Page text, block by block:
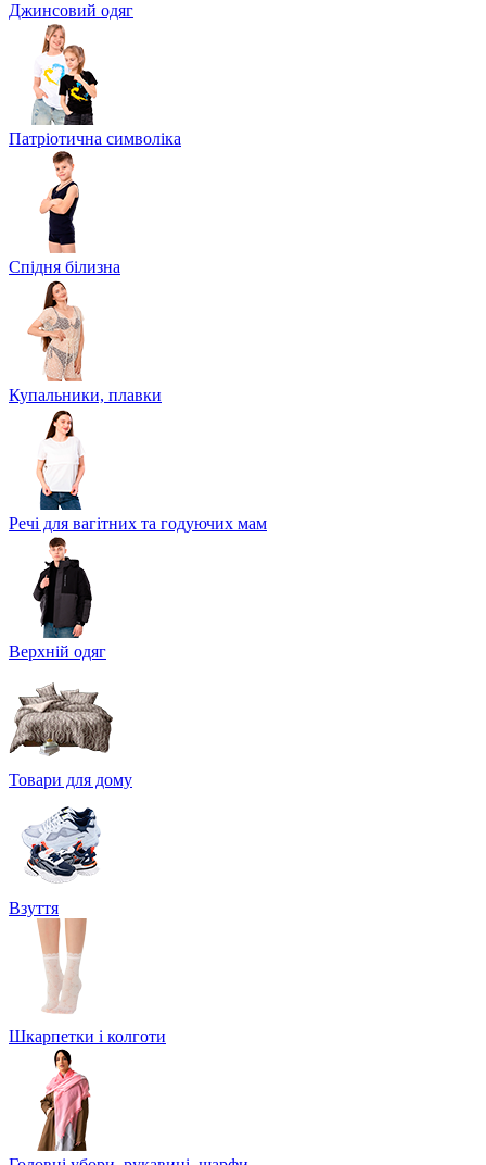
Джинсовий одяг
Патріотична символіка
Спідня білизна
Купальники, плавки
Речі для вагітних та годуючих мам
Верхній одяг
Товари для дому
Взуття
Шкарпетки і колготи